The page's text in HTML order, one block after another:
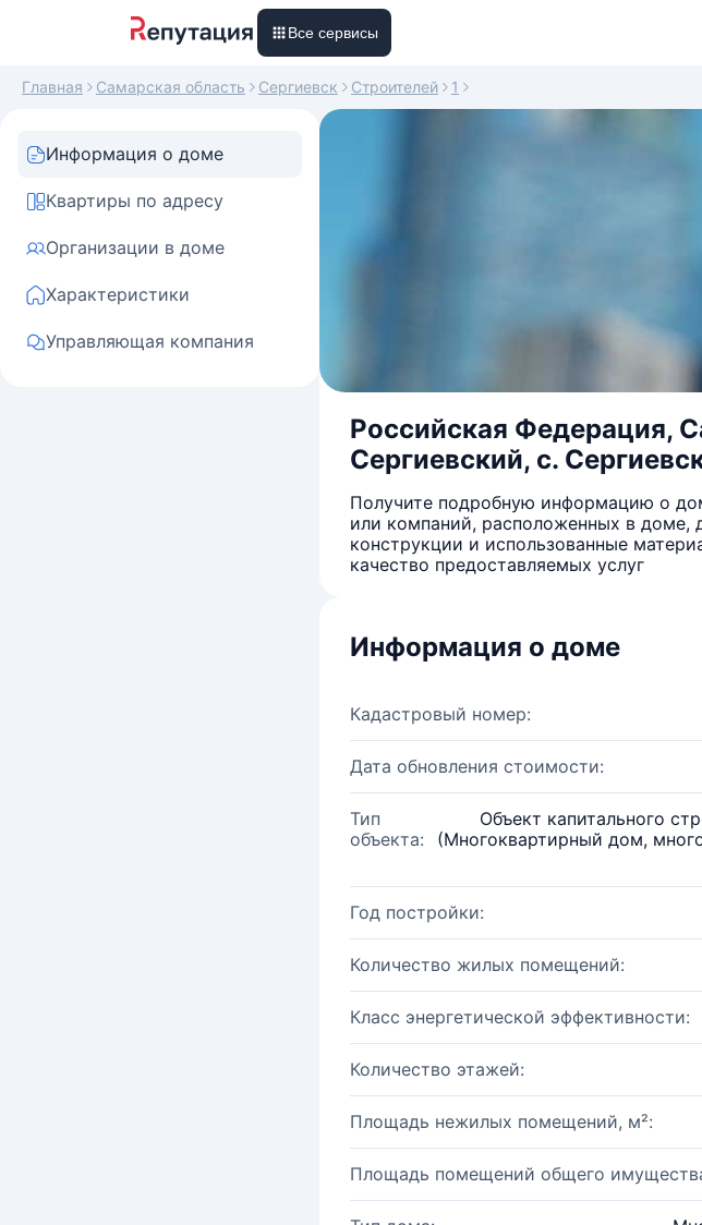
Все сервисы
Главная Самарская область Сергиевск Строителей 1
Информация о доме
Квартиры по адресу
Организации в доме
Характеристики
Управляющая компания
Российская Федерация,
Сергиевский, с.
Получите подробную информацию о
или компаний, расположенных в доме,
конструкции и использованные
качество предоставляемых услуг
Информация о доме
Кадастровый номер:
Дата обновления стоимости:
Тип
объекта:
Объект капитального
(Многоквартирный дом,
Год постройки:
Количество жилых помещений:
Класс энергетической эффективности:
Количество этажей:
Площадь нежилых помещений, м²:
Площадь помещений общего